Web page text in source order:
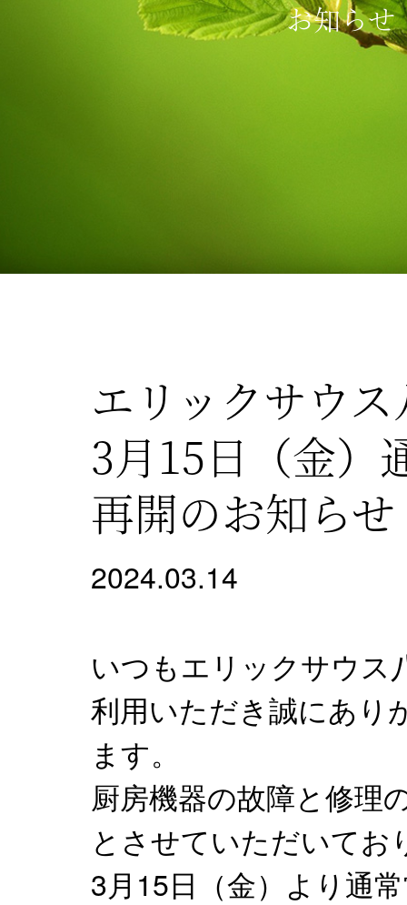
お知らせ
エリックサウ
3月15日（金）
再開のお知らせ
2024.03.14
いつもエリックサウス
利用いただき誠にあり
ます。
厨房機器の故障と修理
とさせていただいてお
3月15日（金）より通